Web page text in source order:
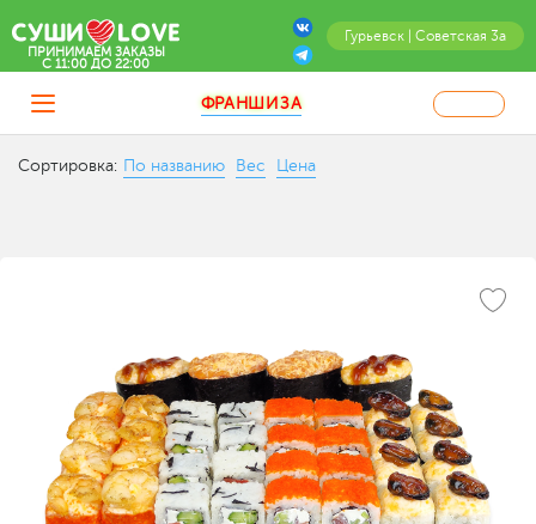
Гурьевск | Советская 3а
ПРИНИМАЕМ ЗАКАЗЫ
C 11:00 ДО 22:00
ФРАНШИЗА
Сортировка: По названию Вес Цена